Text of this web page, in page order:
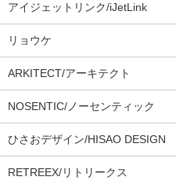
アイジェットリンク/iJetLink
リョウケ
ARKITECT/アーキテクト
NOSENTIC/ノーセンティック
ひさおデザイン/HISAO DESIGN
RETREEX/リトリークス